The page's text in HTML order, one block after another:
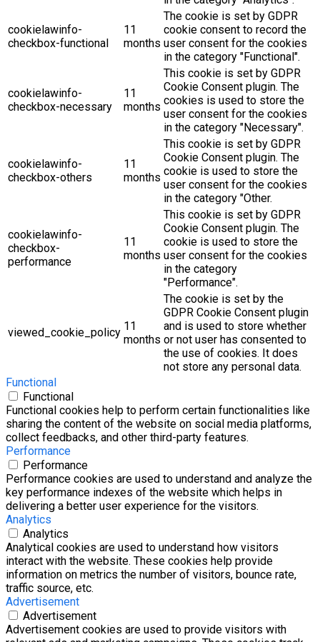
cookielawinfo-
checkbox-functional
11
months
The cookie is set by GDPR
cookie consent to record the
user consent for the cookies
in the category "Functional".
cookielawinfo-
checkbox-necessary
11
months
This cookie is set by GDPR
Cookie Consent plugin. The
cookies is used to store the
user consent for the cookies
in the category "Necessary".
cookielawinfo-
checkbox-others
11
months
This cookie is set by GDPR
Cookie Consent plugin. The
cookie is used to store the
user consent for the cookies
in the category "Other.
cookielawinfo-
checkbox-
performance
11
months
This cookie is set by GDPR
Cookie Consent plugin. The
cookie is used to store the
user consent for the cookies
in the category
"Performance".
viewed_cookie_policy 11
months
The cookie is set by the
GDPR Cookie Consent plugin
and is used to store whether
or not user has consented to
the use of cookies. It does
not store any personal data.
Functional
Functional
Functional cookies help to perform certain functionalities like
sharing the content of the website on social media platforms,
collect feedbacks, and other third-party features.
Performance
Performance
Performance cookies are used to understand and analyze the
key performance indexes of the website which helps in
delivering a better user experience for the visitors.
Analytics
Analytics
Analytical cookies are used to understand how visitors
interact with the website. These cookies help provide
information on metrics the number of visitors, bounce rate,
traffic source, etc.
Advertisement
Advertisement
Advertisement cookies are used to provide visitors with